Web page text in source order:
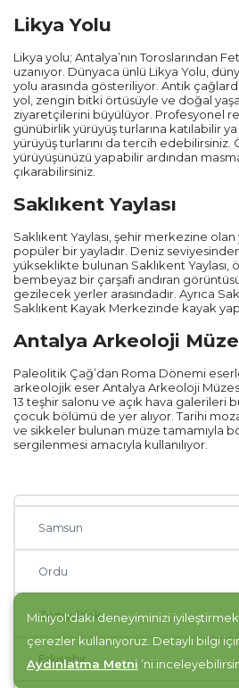
Likya Yolu
Likya yolu; Antalya’nın Toroslarından
uzanıyor. Dünyaca ünlü Likya Yolu,
yolu arasında gösteriliyor. Antik
yol, zengin bitki örtüsüyle ve doğal
ziyaretçilerini büyülüyor. Profesyonel
günübirlik yürüyüş turlarına katılabilir
yürüyüş turlarını da tercih edebilirsiniz.
yürüyüşünüzü yapabilir ardından
çıkarabilirsiniz.
Saklıkent Yaylası
Saklıkent Yaylası, şehir merkezine olan
popüler bir yayladır. Deniz
yükseklikte bulunan Saklıkent Yaylası,
bembeyaz bir çarşafı andıran
gezilecek yerler arasındadır. Ayrıca
Saklıkent Kayak Merkezinde kayak
Antalya Arkeoloji
Paleolitik Çağ’dan Roma Dönemi
arkeolojik eser Antalya Arkeoloji
13 teşhir salonu ve açık hava galerileri
çocuk bölümü de yer alıyor. Tarihi
ve sikkeler bulunan müze tamamıyla
sergilenmesi amacıyla kullanılıyor.
Muğla
Trabzon
Balıkesir
Diyarbakır
Kayseri
Mersin
Manisa
Samsun
Ordu
Zonguldak
Eskişehir
Miniyol'daki deneyiminizi
çerezler kullanıyoruz. Detaylı bilgi
Aydınlatma Metni ’ni